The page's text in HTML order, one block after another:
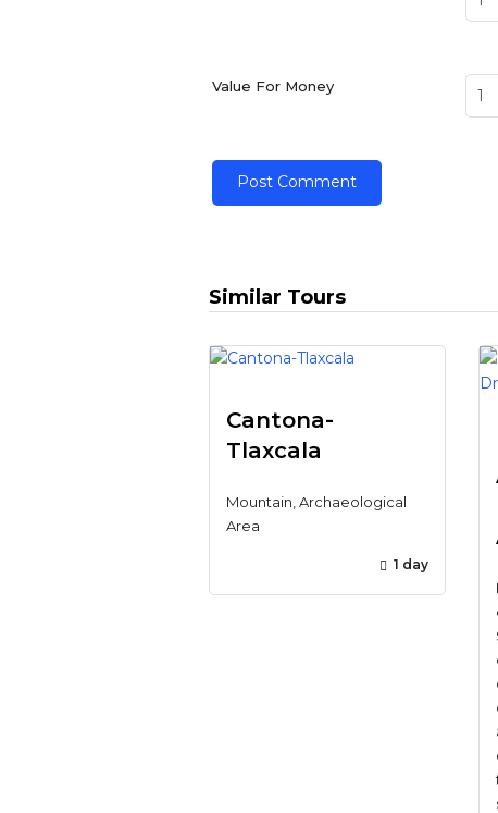
Value For Money
Similar Tours
Cantona-
Tlaxcala
Mountain, Archaeological
Area
1 day